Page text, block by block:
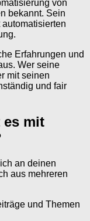
von
bekannt. Sein
Erfahrungen und
Wer seine
mit seinen
und fair
es mit
an deinen
aus mehreren
und Themen